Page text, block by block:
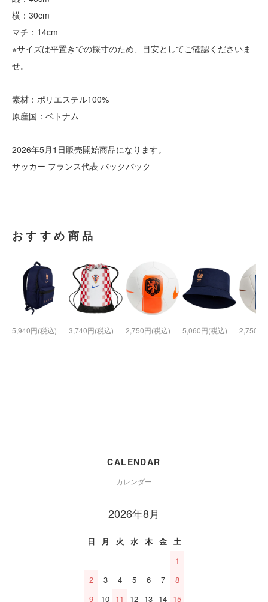
横：30cm
マチ：14cm
※サイズは平置きでの採寸のため、目安としてご確認くださいま
せ。
素材：ポリエステル100%
原産国：ベトナム
2026年5月1日販売開始商品になります。
サッカー フランス代表 バックパック
おすすめ商品
5,940円(税込) 3,740円(税込) 2,750円(税込) 5,060円(税込) 2,750円
CALENDAR
カレンダー
2026年8月
日 月 火 水 木 金
土
1
2
3 4 5 6 7
8
9
10 11 12 13 14 15